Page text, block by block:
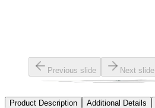
Previous slide Next slide
Product Description Additional Details